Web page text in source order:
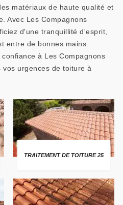
matériaux de haute qualité et
Avec Les Compagnons
d'une tranquillité d'esprit,
entre de bonnes mains.
à Les Compagnons
urgences de toiture à
TRAITEMENT DE TOITURE 25